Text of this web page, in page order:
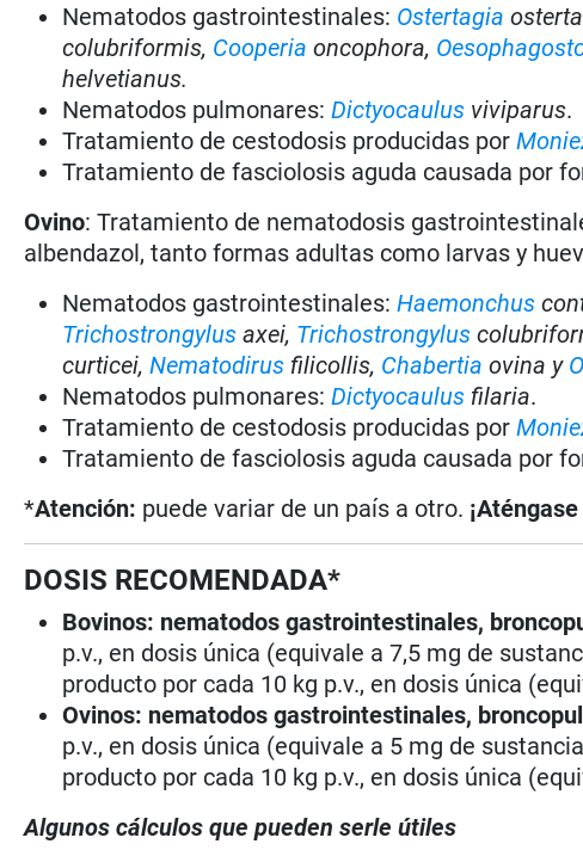
Nematodos gastrointestinales: Ostertagia
colubriformis, Cooperia oncophora,
helvetianus.
Nematodos pulmonares:Dictyocaulus viviparus.
Tratamiento de cestodosis producidas por
Tratamiento de fasciolosis aguda causada por
Ovino: Tratamiento de nematodosis
albendazol, tanto formas adultas como larvas y
Nematodos gastrointestinales:Haemonchus
Trichostrongylusaxei, Trichostrongylus
curticei,Nematodirus filicollis, Chabertia ovina y
Nematodos pulmonares:Dictyocaulus filaria.
Tratamiento de cestodosis producidas por
Tratamiento de fasciolosis aguda causada por
*Atención: puede variar de un país a otro.
DOSIS RECOMENDADA*
Bovinos: nematodos gastrointestinales,
p.v., en dosis única (equivale a 7,5 mg de
producto por cada 10 kg p.v., en dosis única
Ovinos: nematodos gastrointestinales,
p.v., en dosis única (equivale a 5 mg de
producto por cada 10 kg p.v., en dosis única
Algunos cálculos que pueden serle útiles